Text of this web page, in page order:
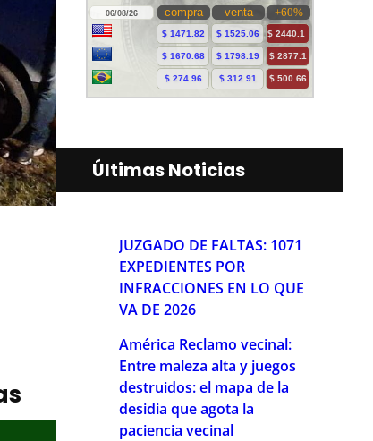
Últimas Noticias
JUZGADO DE FALTAS: 1071
EXPEDIENTES POR
INFRACCIONES EN LO QUE
VA DE 2026
América Reclamo vecinal:
Entre maleza alta y juegos
destruidos: el mapa de la
desidia que agota la
paciencia vecinal